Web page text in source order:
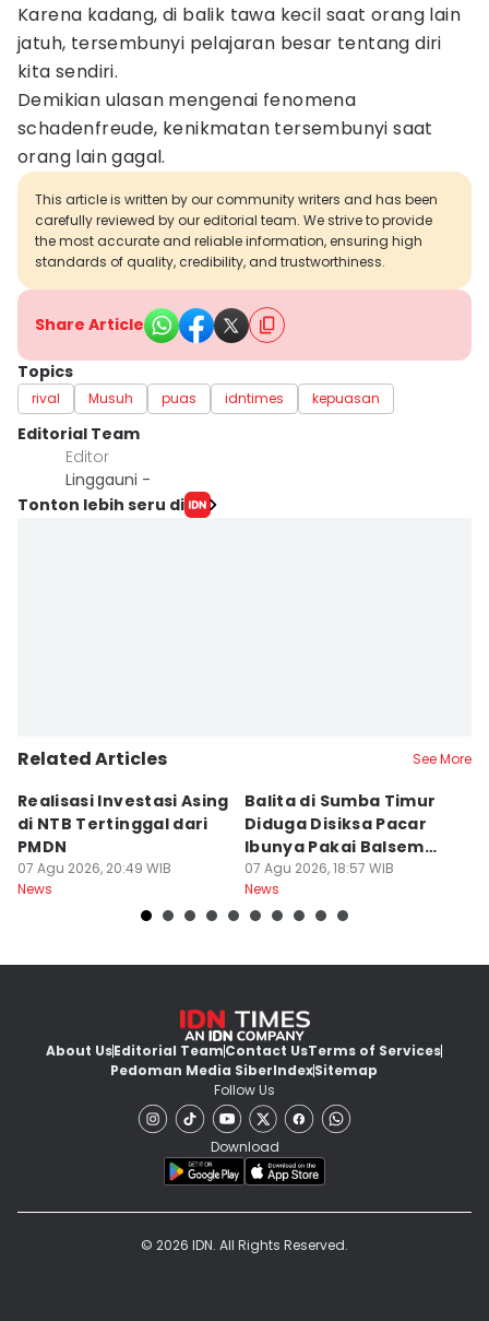
Karena kadang, di balik tawa kecil saat orang lain
jatuh, tersembunyi pelajaran besar tentang diri
kita sendiri.
Demikian ulasan mengenai fenomena
schadenfreude, kenikmatan tersembunyi saat
orang lain gagal.
This article is written by our community writers and has been
carefully reviewed by our editorial team. We strive to provide
the most accurate and reliable information, ensuring high
standards of quality, credibility, and trustworthiness.
Share Article
Topics
rival Musuh puas idntimes kepuasan
Editorial Team
Editor
Linggauni -
Tonton lebih seru di
Related Articles See More
Realisasi Investasi Asing
di NTB Tertinggal dari
PMDN
07 Agu 2026, 20:49 WIB
News
Balita di Sumba Timur
Diduga Disiksa Pacar
Ibunya Pakai Balsem
dan Cabai
07 Agu 2026, 18:57 WIB
News
About UsEditorial TeamContact UsTerms of Services
Pedoman Media SiberIndexSitemap
Follow Us
Download
© 2026 IDN. All Rights Reserved.